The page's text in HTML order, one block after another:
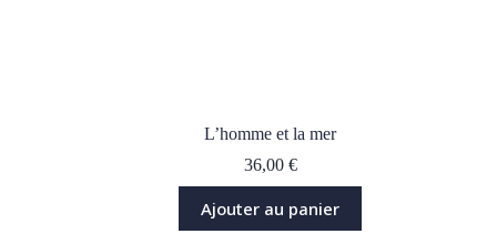
L’homme et la mer
36,00 €
Ajouter au panier